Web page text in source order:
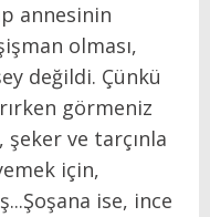
annesinin
olması,
değildi. Çünkü
görmeniz
ve tarçınla
için,
ise, ince